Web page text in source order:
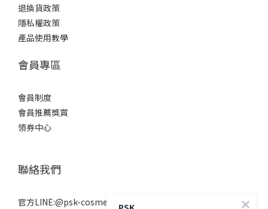
退換貨政策
隱私權政策
產品使用教學
會員專區
會員制度
會員推薦獎賞
領券中心
聯絡我們
官方LINE:@psk-cosmetic